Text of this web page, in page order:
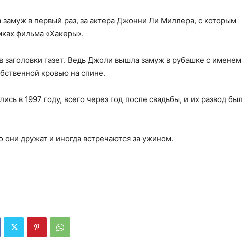
в первый раз, за актера Джонни Ли Миллера, с которым
фильма «Хакеры».
заголовки газет. Ведь Джоли вышла замуж в рубашке с именем
кровью на спине.
в 1997 году, всего через год после свадьбы, и их развод был
дружат и иногда встречаются за ужином.